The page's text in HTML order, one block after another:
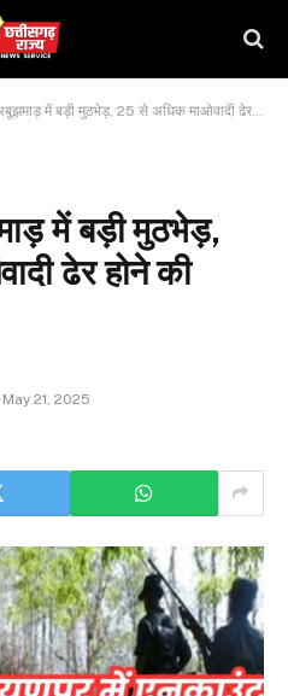
में बड़ी मुठभेड़, 25 से अधिक माओवादी ढेर होने की सूचना
में बड़ी मुठभेड़,
ढेर होने की
May 21, 2025